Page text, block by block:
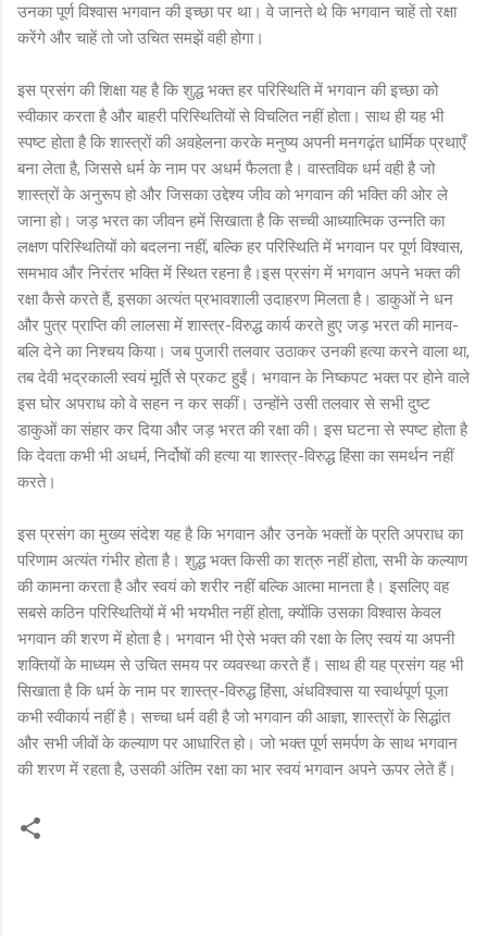
उनका पूर्ण विश्वास भगवान की इच्छा पर था। वे जानते थे कि भगवान चाहें तो रक्षा
करेंगे और चाहें तो जो उचित समझें वही होगा।
इस प्रसंग की शिक्षा यह है कि शुद्ध भक्त हर परिस्थिति में भगवान की इच्छा को
स्वीकार करता है और बाहरी परिस्थितियों से विचलित नहीं होता। साथ ही यह भी
स्पष्ट होता है कि शास्त्रों की अवहेलना करके मनुष्य अपनी मनगढ़ंत धार्मिक प्रथाएँ
बना लेता है, जिससे धर्म के नाम पर अधर्म फैलता है। वास्तविक धर्म वही है जो
शास्त्रों के अनुरूप हो और जिसका उद्देश्य जीव को भगवान की भक्ति की ओर ले
जाना हो। जड़ भरत का जीवन हमें सिखाता है कि सच्ची आध्यात्मिक उन्नति का
लक्षण परिस्थितियों को बदलना नहीं, बल्कि हर परिस्थिति में भगवान पर पूर्ण विश्वास,
समभाव और निरंतर भक्ति में स्थित रहना है।इस प्रसंग में भगवान अपने भक्त की
रक्षा कैसे करते हैं, इसका अत्यंत प्रभावशाली उदाहरण मिलता है। डाकुओं ने धन
और पुत्र प्राप्ति की लालसा में शास्त्र-विरुद्ध कार्य करते हुए जड़ भरत की मानव-
बलि देने का निश्चय किया। जब पुजारी तलवार उठाकर उनकी हत्या करने वाला था,
तब देवी भद्रकाली स्वयं मूर्ति से प्रकट हुईं। भगवान के निष्कपट भक्त पर होने वाले
इस घोर अपराध को वे सहन न कर सकीं। उन्होंने उसी तलवार से सभी दुष्ट
डाकुओं का संहार कर दिया और जड़ भरत की रक्षा की। इस घटना से स्पष्ट होता है
कि देवता कभी भी अधर्म, निर्दोषों की हत्या या शास्त्र-विरुद्ध हिंसा का समर्थन नहीं
करते।
इस प्रसंग का मुख्य संदेश यह है कि भगवान और उनके भक्तों के प्रति अपराध का
परिणाम अत्यंत गंभीर होता है। शुद्ध भक्त किसी का शत्रु नहीं होता, सभी के कल्याण
की कामना करता है और स्वयं को शरीर नहीं बल्कि आत्मा मानता है। इसलिए वह
सबसे कठिन परिस्थितियों में भी भयभीत नहीं होता, क्योंकि उसका विश्वास केवल
भगवान की शरण में होता है। भगवान भी ऐसे भक्त की रक्षा के लिए स्वयं या अपनी
शक्तियों के माध्यम से उचित समय पर व्यवस्था करते हैं। साथ ही यह प्रसंग यह भी
सिखाता है कि धर्म के नाम पर शास्त्र-विरुद्ध हिंसा, अंधविश्वास या स्वार्थपूर्ण पूजा
कभी स्वीकार्य नहीं है। सच्चा धर्म वही है जो भगवान की आज्ञा, शास्त्रों के सिद्धांत
और सभी जीवों के कल्याण पर आधारित हो। जो भक्त पूर्ण समर्पण के साथ भगवान
की शरण में रहता है, उसकी अंतिम रक्षा का भार स्वयं भगवान अपने ऊपर लेते हैं।